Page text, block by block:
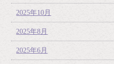
2025年10月
2025年8月
2025年6月